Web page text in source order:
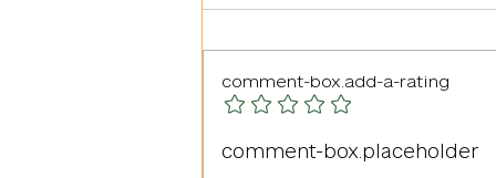
Командування військової
comment-box.add-a-rating
comment-box.placeholder